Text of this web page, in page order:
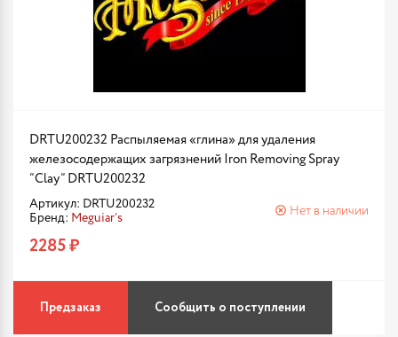
DRTU200232 Распыляемая «глина» для удаления
железосодержащих загрязнений Iron Removing Spray
“Clay” DRTU200232
Артикул: DRTU200232
Бренд: Meguiar’s
Нет в наличии
2285 ₽
Предзаказ Сообщить о поступлении